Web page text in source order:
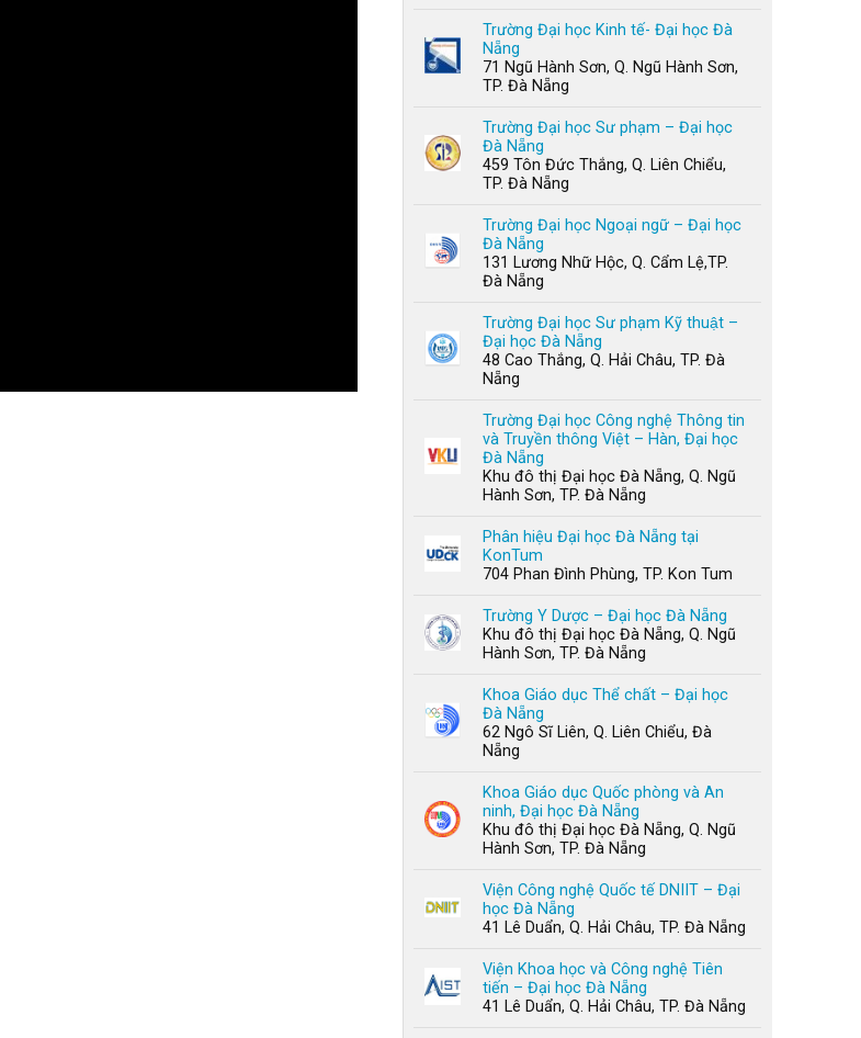
Trường Đại học Kinh tế- Đại học Đà
Nẵng
71 Ngũ Hành Sơn, Q. Ngũ Hành Sơn,
TP. Đà Nẵng
Trường Đại học Sư phạm – Đại học
Đà Nẵng
459 Tôn Đức Thắng, Q. Liên Chiểu,
TP. Đà Nẵng
Trường Đại học Ngoại ngữ – Đại học
Đà Nẵng
131 Lương Nhữ Hộc, Q. Cẩm Lệ,TP.
Đà Nẵng
Trường Đại học Sư phạm Kỹ thuật –
Đại học Đà Nẵng
48 Cao Thắng, Q. Hải Châu, TP. Đà
Nẵng
Trường Đại học Công nghệ Thông tin
và Truyền thông Việt – Hàn, Đại học
Đà Nẵng
Khu đô thị Đại học Đà Nẵng, Q. Ngũ
Hành Sơn, TP. Đà Nẵng
Phân hiệu Đại học Đà Nẵng tại
KonTum
704 Phan Đình Phùng, TP. Kon Tum
Trường Y Dược – Đại học Đà Nẵng
Khu đô thị Đại học Đà Nẵng, Q. Ngũ
Hành Sơn, TP. Đà Nẵng
Khoa Giáo dục Thể chất – Đại học
Đà Nẵng
62 Ngô Sĩ Liên, Q. Liên Chiểu, Đà
Nẵng
Khoa Giáo dục Quốc phòng và An
ninh, Đại học Đà Nẵng
Khu đô thị Đại học Đà Nẵng, Q. Ngũ
Hành Sơn, TP. Đà Nẵng
Viện Công nghệ Quốc tế DNIIT – Đại
học Đà Nẵng
41 Lê Duẩn, Q. Hải Châu, TP. Đà Nẵng
Viện Khoa học và Công nghệ Tiên
tiến – Đại học Đà Nẵng
41 Lê Duẩn, Q. Hải Châu, TP. Đà Nẵng